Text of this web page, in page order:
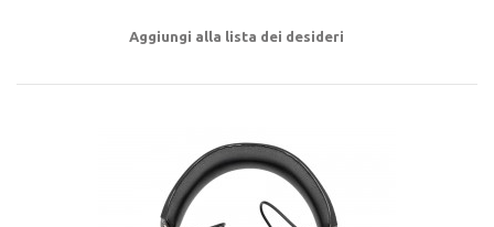
Aggiungi alla lista dei desideri